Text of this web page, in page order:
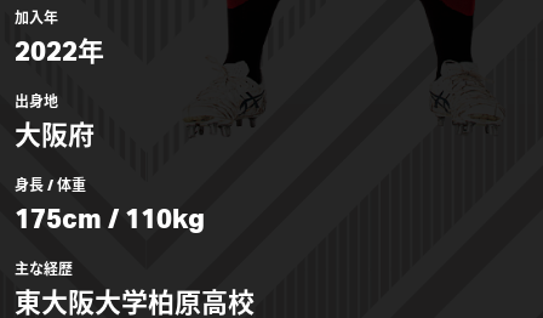
加入年
2022年
出身地
大阪府
身長 / 体重
175cm / 110kg
主な経歴
東大阪大学柏原高校